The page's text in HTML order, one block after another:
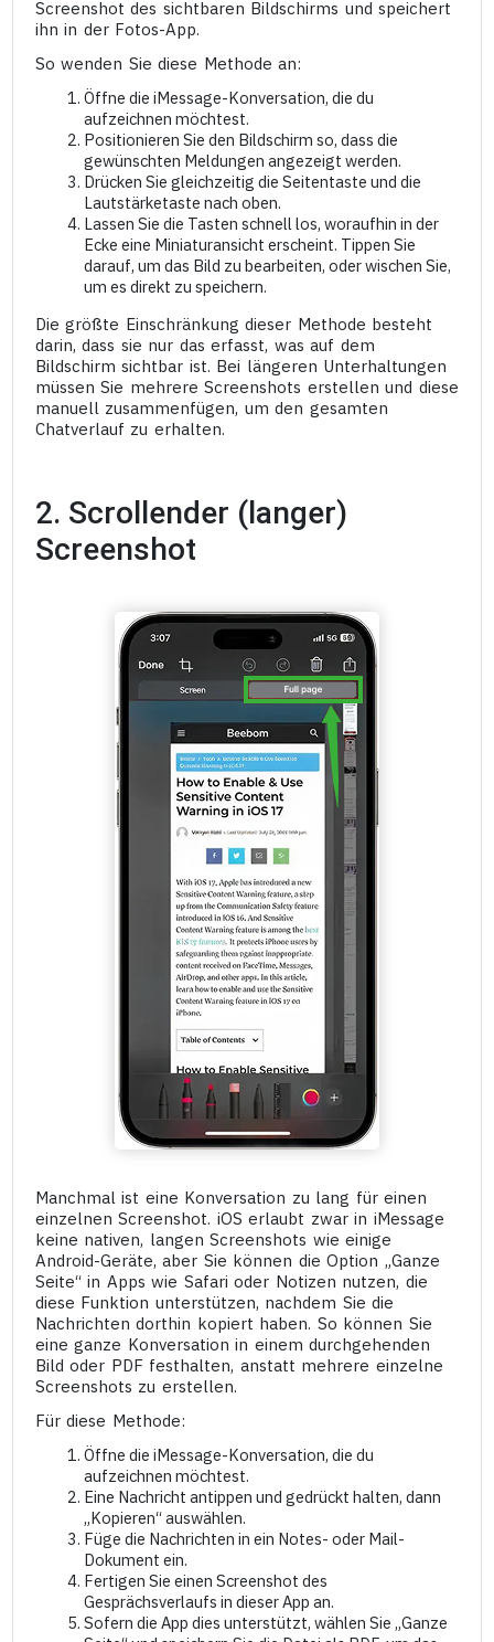
Screenshot des sichtbaren Bildschirms und speichert
ihn in der Fotos-App.
So wenden Sie diese Methode an:
Öffne die iMessage-Konversation, die du
aufzeichnen möchtest.
Positionieren Sie den Bildschirm so, dass die
gewünschten Meldungen angezeigt werden.
Drücken Sie gleichzeitig die Seitentaste und die
Lautstärketaste nach oben.
Lassen Sie die Tasten schnell los, woraufhin in der
Ecke eine Miniaturansicht erscheint. Tippen Sie
darauf, um das Bild zu bearbeiten, oder wischen Sie,
um es direkt zu speichern.
Die größte Einschränkung dieser Methode besteht
darin, dass sie nur das erfasst, was auf dem
Bildschirm sichtbar ist. Bei längeren Unterhaltungen
müssen Sie mehrere Screenshots erstellen und diese
manuell zusammenfügen, um den gesamten
Chatverlauf zu erhalten.
2. Scrollender (langer)
Screenshot
Manchmal ist eine Konversation zu lang für einen
einzelnen Screenshot. iOS erlaubt zwar in iMessage
keine nativen, langen Screenshots wie einige
Android-Geräte, aber Sie können die Option „Ganze
Seite“ in Apps wie Safari oder Notizen nutzen, die
diese Funktion unterstützen, nachdem Sie die
Nachrichten dorthin kopiert haben. So können Sie
eine ganze Konversation in einem durchgehenden
Bild oder PDF festhalten, anstatt mehrere einzelne
Screenshots zu erstellen.
Für diese Methode:
Öffne die iMessage-Konversation, die du
aufzeichnen möchtest.
Eine Nachricht antippen und gedrückt halten, dann
„Kopieren“ auswählen.
Füge die Nachrichten in ein Notes- oder Mail-
Dokument ein.
Fertigen Sie einen Screenshot des
Gesprächsverlaufs in dieser App an.
Sofern die App dies unterstützt, wählen Sie „Ganze